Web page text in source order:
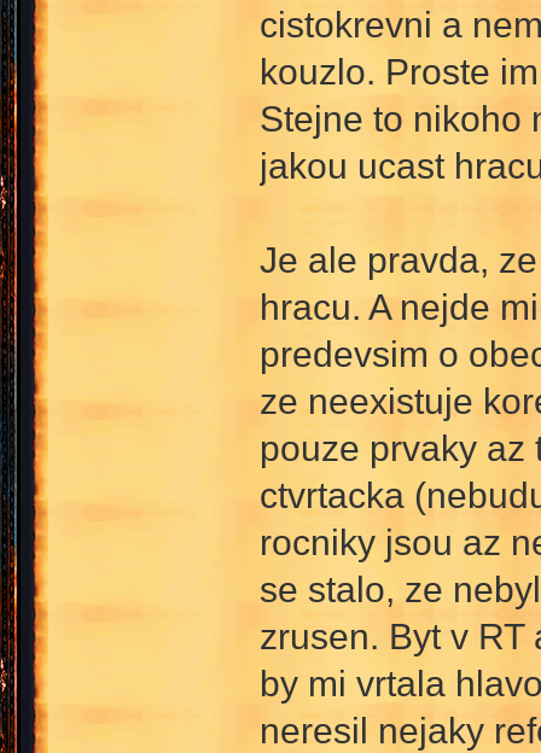
cistokrevni a
kouzlo. Proste
Stejne to nikoho
jakou ucast
Je ale pravda,
hracu. A nejde
predevsim o
ze neexistuje
pouze prvaky
ctvrtacka
rocniky jsou az
se stalo, ze
zrusen. Byt v
by mi vrtala
neresil nejaky